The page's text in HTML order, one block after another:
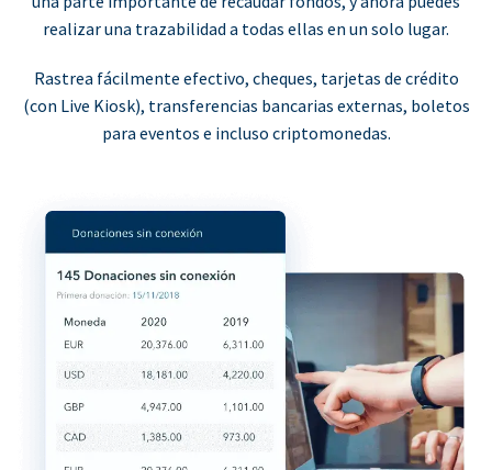
realizar una trazabilidad a todas ellas en un solo lugar.
Rastrea fácilmente efectivo, cheques, tarjetas de crédito
(con Live Kiosk), transferencias bancarias externas, boletos
para eventos e incluso criptomonedas.